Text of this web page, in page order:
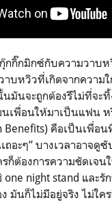
กกิ๊กมิกซ์กับความวา
บหวิวที่เกิดจากความ
มันจะถูกต้องรึไม่ที่จะ
นเพื่อนให้มาเป็นแฟน
Benefits) คือเป็นเพื่อน
เถอะๆ” บางเวลาอาจ
ก็ต้องการความชัดเจ
one night stand และรั
มันก็ไม่มีอยู่จริง ไม่ใค